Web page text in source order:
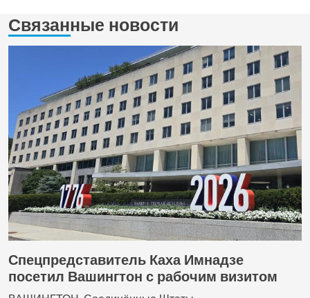
Связанные новости
Спецпредставитель Каха Имнадзе
посетил Вашингтон с рабочим визитом